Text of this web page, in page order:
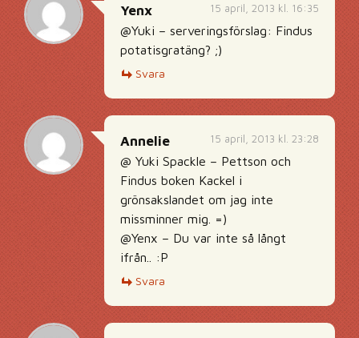
15 april, 2013 kl. 16:35
Yenx
@Yuki – serveringsförslag: Findus
potatisgratäng? ;)
Svara
15 april, 2013 kl. 23:28
Annelie
@ Yuki Spackle – Pettson och
Findus boken Kackel i
grönsakslandet om jag inte
missminner mig. =)
@Yenx – Du var inte så långt
ifrån.. :P
Svara